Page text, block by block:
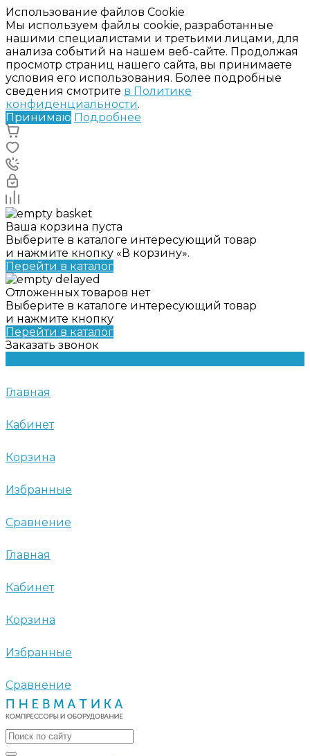
Использование файлов Cookie
Мы используем файлы cookie, разработанные
нашими специалистами и третьими лицами, для
анализа событий на нашем веб-сайте. Продолжая
просмотр страниц нашего сайта, вы принимаете
условия его использования. Более подробные
сведения смотрите в Политике
конфиденциальности.
Принимаю Подробнее
Ваша корзина пуста
Выберите в каталоге интересующий товар
и нажмите кнопку «В корзину».
Перейти в каталог
Отложенных товаров нет
Выберите в каталоге интересующий товар
и нажмите кнопку
Перейти в каталог
Заказать звонок
Главная
Кабинет
Корзина
Избранные
Сравнение
Главная
Кабинет
Корзина
Избранные
Сравнение